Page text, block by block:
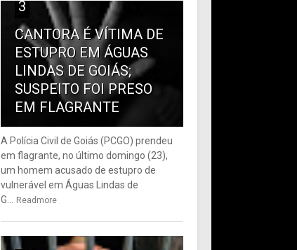
3
CANTORA É VÍTIMA DE
ESTUPRO EM ÁGUAS
LINDAS DE GOIÁS;
SUSPEITO FOI PRESO
EM FLAGRANTE
A Polícia Civil de Goiás (PCGO) prendeu
em flagrante, no último domingo (23),
um homem acusado de estupro de
vulnerável em Águas Lindas de
G...
Readmore